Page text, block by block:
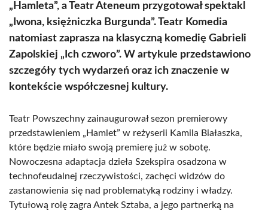
„Hamleta”, a Teatr Ateneum przygotował spektakl
„Iwona, księżniczka Burgunda”. Teatr Komedia
natomiast zaprasza na klasyczną komedię Gabrieli
Zapolskiej „Ich czworo”. W artykule przedstawiono
szczegóły tych wydarzeń oraz ich znaczenie w
kontekście współczesnej kultury.
Teatr Powszechny zainaugurował sezon premierowy
przedstawieniem „Hamlet” w reżyserii Kamila Białaszka,
które będzie miało swoją premierę już w sobotę.
Nowoczesna adaptacja dzieła Szekspira osadzona w
technofeudalnej rzeczywistości, zachęci widzów do
zastanowienia się nad problematyką rodziny i władzy.
Tytułową rolę zagra Antek Sztaba, a jego partnerką na